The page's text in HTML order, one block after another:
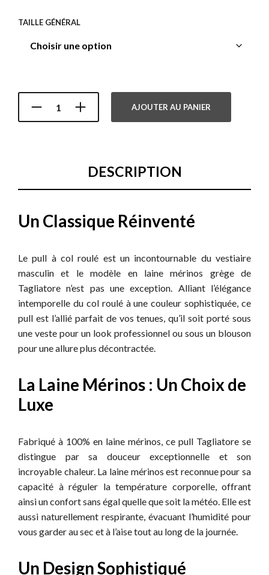
TAILLE GÉNÉRAL
AJOUTER AU PANIER
DESCRIPTION
Un Classique Réinventé
Le pull à col roulé est un incontournable du vestiaire
masculin et le modèle en laine mérinos grège de
Tagliatore n’est pas une exception. Alliant l’élégance
intemporelle du col roulé à une couleur sophistiquée, ce
pull est l’allié parfait de vos tenues, qu’il soit porté sous
une veste pour un look professionnel ou sous un blouson
pour une allure plus décontractée.
La Laine Mérinos : Un Choix de
Luxe
Fabriqué à 100% en laine mérinos, ce pull Tagliatore se
distingue par sa douceur exceptionnelle et son
incroyable chaleur. La laine mérinos est reconnue pour sa
capacité à réguler la température corporelle, offrant
ainsi un confort sans égal quelle que soit la météo. Elle est
aussi naturellement respirante, évacuant l’humidité pour
vous garder au sec et à l’aise tout au long de la journée.
Un Design Sophistiqué